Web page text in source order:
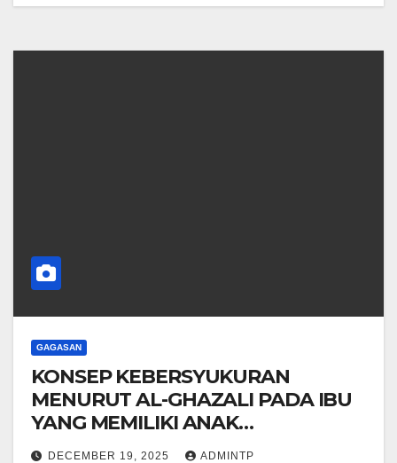
GAGASAN
KONSEP KEBERSYUKURAN
MENURUT AL-GHAZALI PADA IBU
YANG MEMILIKI ANAK
BERKEBUTUHAN KHUSUS (ABK)
DECEMBER 19, 2025 ADMINTP